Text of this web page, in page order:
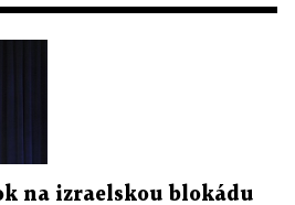
na izraelskou blokádu